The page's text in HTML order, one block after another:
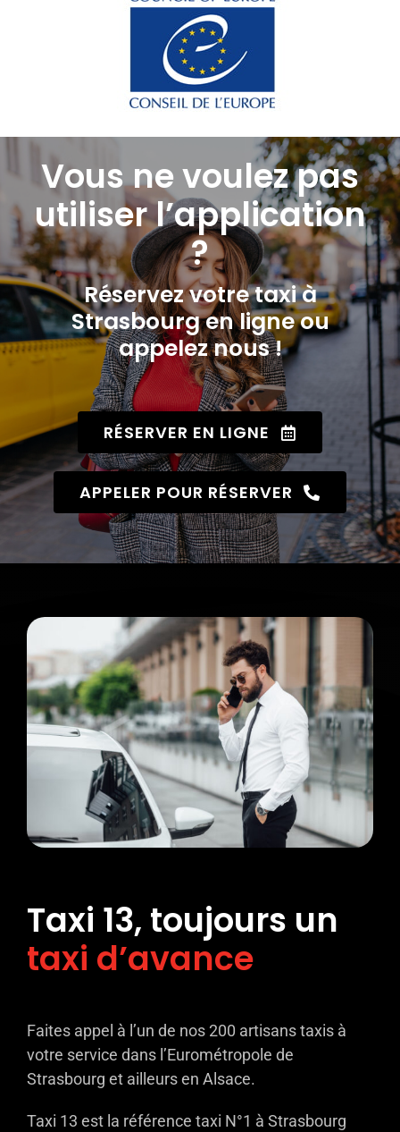
Vous ne voulez pas
utiliser l’application
?
Réservez votre taxi à
Strasbourg en ligne ou
appelez nous !
RÉSERVER EN LIGNE
APPELER POUR RÉSERVER
Taxi 13, toujours un
taxi d’avance
Faites appel à l’un de nos 200 artisans taxis à
votre service dans l’Eurométropole de
Strasbourg et ailleurs en Alsace.
Taxi 13 est la référence taxi N°1 à Strasbourg